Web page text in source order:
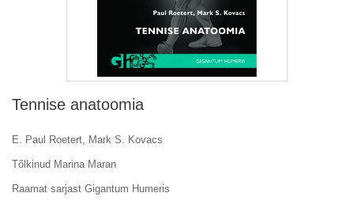
Tennise anatoomia
E. Paul Roetert, Mark S. Kovacs
Tõlkinud Marina Maran
Raamat sarjast Gigantum Humeris